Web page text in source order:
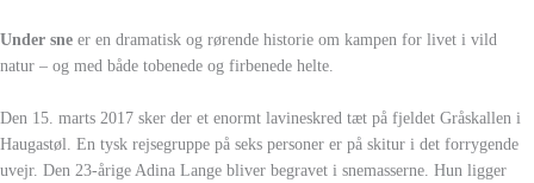
Under sne er en dramatisk og rørende historie om kampen for livet i vild
natur – og med både tobenede og firbenede helte.
Den 15. marts 2017 sker der et enormt lavineskred tæt på fjeldet Gråskallen i
Haugastøl. En tysk rejsegruppe på seks personer er på skitur i det forrygende
uvejr. Den 23-årige Adina Lange bliver begravet i snemasserne. Hun ligger